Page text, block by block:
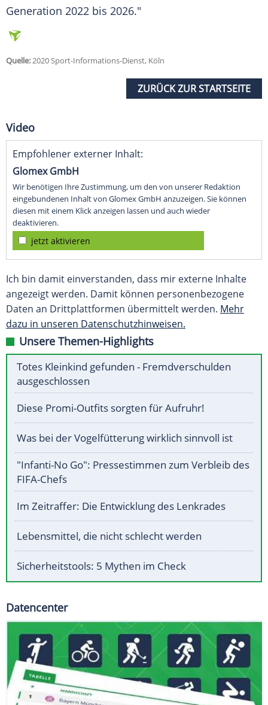
Generation 2022 bis 2026."
Quelle:2020 Sport-Informations-Dienst, Köln
ZURÜCK ZUR STARTSEITE
Video
Empfohlener externer Inhalt:
Glomex GmbH
Wir benötigen Ihre Zustimmung, um den von unserer Redaktion
eingebundenen Inhalt von Glomex GmbH anzuzeigen. Sie können
diesen mit einem Klick anzeigen lassen und auch wieder
deaktivieren.
jetzt aktivieren
Ich bin damit einverstanden, dass mir externe Inhalte
angezeigt werden. Damit können personenbezogene
Daten an Drittplattformen übermittelt werden. Mehr
dazu in unseren Datenschutzhinweisen.
Unsere Themen-Highlights
Totes Kleinkind gefunden - Fremdverschulden
ausgeschlossen
Diese Promi-Outfits sorgten für Aufruhr!
Was bei der Vogelfütterung wirklich sinnvoll ist
"Infanti-No Go": Pressestimmen zum Verbleib des
FIFA-Chefs
Im Zeitraffer: Die Entwicklung des Lenkrades
Lebensmittel, die nicht schlecht werden
Sicherheitstools: 5 Mythen im Check
Datencenter